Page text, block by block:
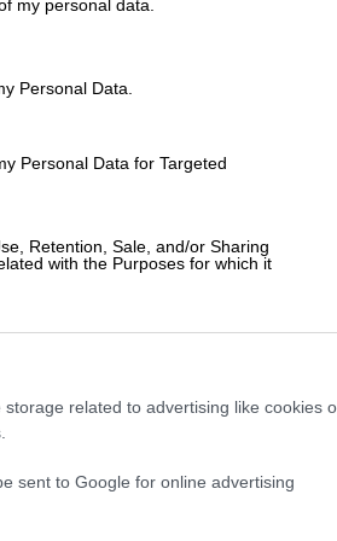
my personal data.
Personal Data.
Personal Data for Targeted
Retention, Sale, and/or Sharing
with the Purposes for which it
related to advertising like cookies
sent to Google for online advertising
Κορέας! Τρομερό ματς
επί της Τσεχίας
είχε ψυχή και γύρισε
04.06.2026 09:00
Μουντιάλ 2026: 1ος
Νότια Αφρική,